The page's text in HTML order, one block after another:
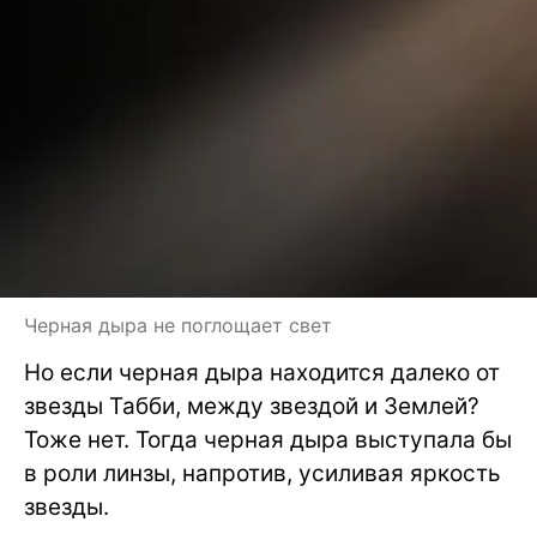
Черная дыра не поглощает свет
Но если черная дыра находится далеко от
звезды Табби, между звездой и Землей?
Тоже нет. Тогда черная дыра выступала бы
в роли линзы, напротив, усиливая яркость
звезды.